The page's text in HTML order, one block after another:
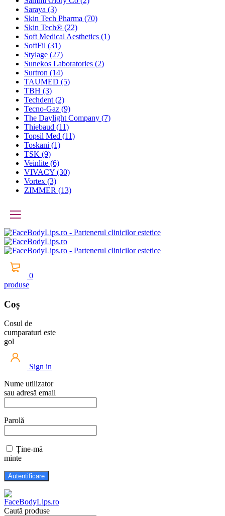
Saraya (3)
Skin Tech Pharma (70)
Skin Tech® (22)
Soft Medical Aesthetics (1)
SoftFil (31)
Stylage (27)
Sunekos Laboratories (2)
Surtron (14)
TAUMED (5)
TBH (3)
Techdent (2)
Tecno-Gaz (9)
The Daylight Company (7)
Thiebaud (11)
Topsil Med (11)
Toskani (1)
TSK (9)
Veinlite (6)
VIVACY (30)
Vortex (3)
ZIMMER (13)
0
produse
Coș
Cosul de
cumparaturi este
gol
Sign in
Nume utilizator
sau adresă email
Parolă
Ține-mă
minte
Caută produse